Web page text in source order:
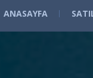
ANASAYFA